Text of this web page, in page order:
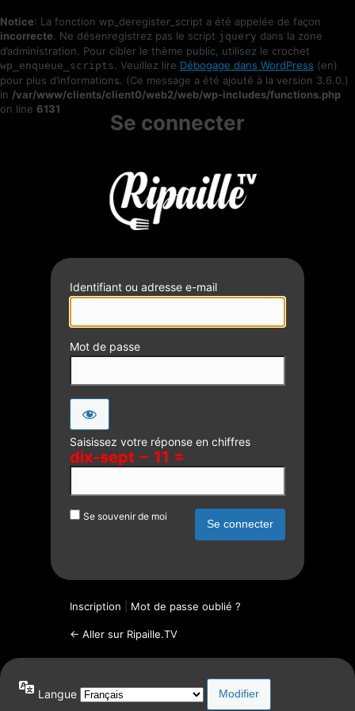
Notice: La fonction wp_deregister_script a été appelée de façon
incorrecte. Ne désenregistrez pas le script jquery dans la zone
d’administration. Pour cibler le thème public, utilisez le crochet
wp_enqueue_scripts. Veuillez lire Débogage dans WordPress (en)
pour plus d’informations. (Ce message a été ajouté à la version 3.6.0.)
in /var/www/clients/client0/web2/web/wp-includes/functions.php
on line 6131
Se connecter
Identifiant ou adresse e-mail
Mot de passe
Saisissez votre réponse en chiffres
dix-sept − 11 =
Se souvenir de moi
Inscription Mot de passe oublié ?
← Aller sur Ripaille.TV
Langue